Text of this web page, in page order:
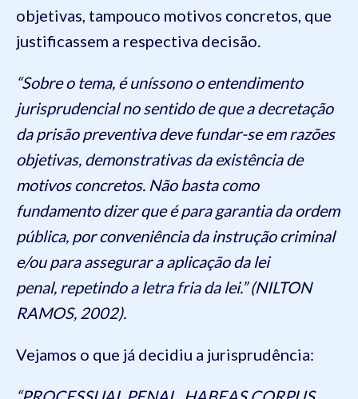
objetivas, tampouco motivos concretos, que
justificassem a respectiva decisão.
“Sobre o tema, é uníssono o entendimento
jurisprudencial no sentido de que a decretação
da prisão preventiva deve fundar-se em razões
objetivas, demonstrativas da existência de
motivos concretos. Não basta como
fundamento dizer que é para garantia da ordem
pública, por conveniência da instrução criminal
e/ou para assegurar a aplicação da lei
penal, repetindo a letra fria da lei.” (NILTON
RAMOS, 2002).
Vejamos o que já decidiu a jurisprudência: